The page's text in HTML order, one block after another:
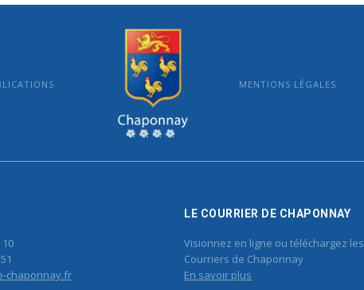
MENTIONS LÉGALES
10
chaponnay.fr
LE COURRIER DE CHAPONNAY
Visionnez en ligne ou téléchargez les
Courriers de Chaponnay
En savoir plus